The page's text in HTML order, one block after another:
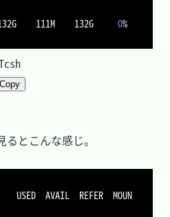
132G    111M    132G 0%
Copy
とこんな感じ。
AVAIL  REFER  MOUN